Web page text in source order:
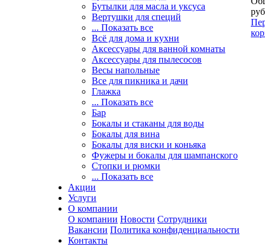
Бутылки для масла и уксуса
Вертушки для специй
... Показать все
Всё для дома и кухни
Аксессуары для ванной комнаты
Аксессуары для пылесосов
Весы напольные
Все для пикника и дачи
Глажка
... Показать все
Бар
Бокалы и стаканы для воды
Бокалы для вина
Бокалы для виски и коньяка
Фужеры и бокалы для шампанского
Стопки и рюмки
... Показать все
Акции
Услуги
О компании
О компании Новости Сотрудники
Вакансии Политика конфиденциальности
Контакты